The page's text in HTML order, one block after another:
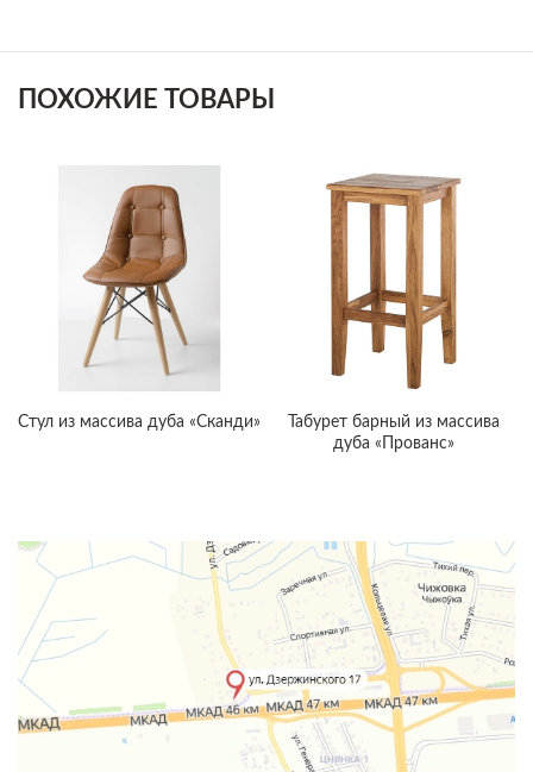
ПОХОЖИЕ ТОВАРЫ
Стул из массива дуба «Сканди»
Табурет барный из массива
дуба «Прованс»